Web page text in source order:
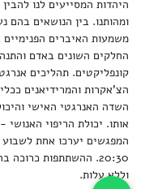
היהדות המסייעים לנו להבין
ומהותנו. בין הנושאים בהם
משמעות האיברים
החלקים השונים באדם
קונפליקטים. תהליכים
הצ'אקרות והמרידיאנים
השדה האנרגטי האישי
אותו. יכולת הריפוי האנושי
המפגשים יערכו אחת
20:30. ההשתתפות
וללא עלות.